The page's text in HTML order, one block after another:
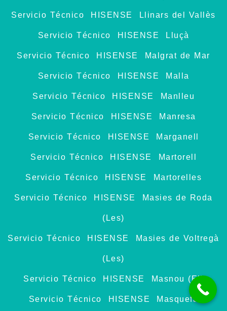
Servicio Técnico HISENSE Llinars del Vallès
Servicio Técnico HISENSE Lluçà
Servicio Técnico HISENSE Malgrat de Mar
Servicio Técnico HISENSE Malla
Servicio Técnico HISENSE Manlleu
Servicio Técnico HISENSE Manresa
Servicio Técnico HISENSE Marganell
Servicio Técnico HISENSE Martorell
Servicio Técnico HISENSE Martorelles
Servicio Técnico HISENSE Masies de Roda
(Les)
Servicio Técnico HISENSE Masies de Voltregà
(Les)
Servicio Técnico HISENSE Masnou (El)
Servicio Técnico HISENSE Masquefa